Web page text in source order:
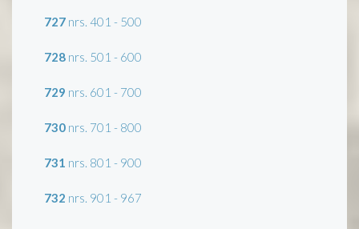
727 nrs. 401 - 500
728 nrs. 501 - 600
729 nrs. 601 - 700
730 nrs. 701 - 800
731 nrs. 801 - 900
732 nrs. 901 - 967